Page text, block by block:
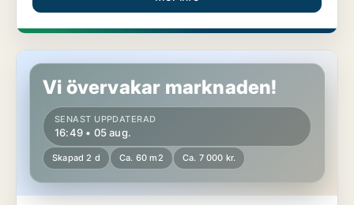
Lägenhet i Karlskrona
Vi övervakar marknaden!
SENAST UPPDATERAD
16:49 • 05 aug.
Skapad 2 d Ca. 60 m2 Ca. 7 000 kr.